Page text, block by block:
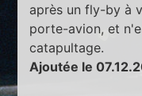
après un fly-by à
porte-avion, et
catapultage.
Ajoutée le